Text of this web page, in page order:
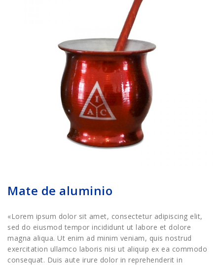
Mate de aluminio
«Lorem ipsum dolor sit amet, consectetur adipiscing elit,
sed do eiusmod tempor incididunt ut labore et dolore
magna aliqua. Ut enim ad minim veniam, quis nostrud
exercitation ullamco laboris nisi ut aliquip ex ea commodo
consequat. Duis aute irure dolor in reprehenderit in